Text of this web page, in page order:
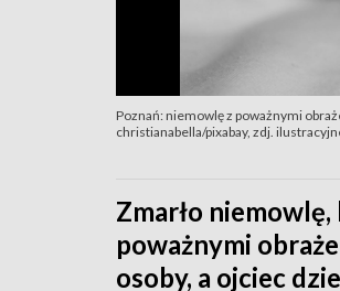
Poznań: niemowlę z poważnymi
christianabella/pixabay, zdj.
Zmarło
poważnymi
osoby, a ojciec